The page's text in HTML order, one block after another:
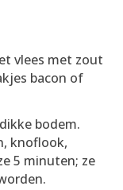
vlees met zout
bacon of
bodem.
knoflook,
5 minuten; ze